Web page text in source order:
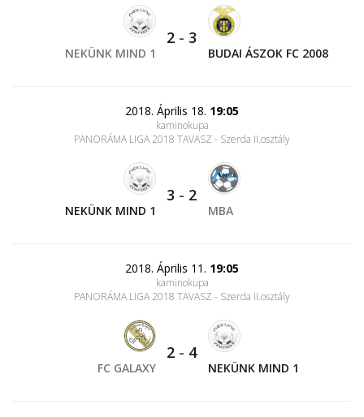
NEKÜNK MIND 1
2 - 3
BUDAI ÁSZOK FC 2008
2018. Április 18. 19:05
kaminokupa
PANORÁMA LIGA 2018 TAVASZ - Szerda II.osztály
NEKÜNK MIND 1
3 - 2
MBA
2018. Április 11. 19:05
kaminokupa
PANORÁMA LIGA 2018 TAVASZ - Szerda II.osztály
FC GALAXY
2 - 4
NEKÜNK MIND 1